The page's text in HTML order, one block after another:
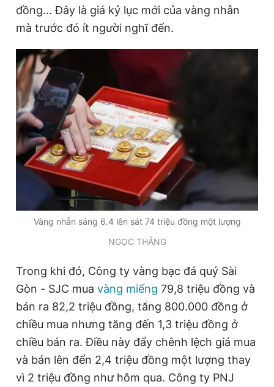
Theo dõi báo trên
0906 645 777 0908 780 404
Đặt báo Quảng cáo RSS
Tổng biên tập: Nguyễn Ngọc Toàn
Phó tổng biên tập thường trực: Hải Thành
Phó tổng biên tập: Lâm Hiếu Dũng
Phó tổng biên tập: Trần Việt Hưng
Tổng thư ký tòa soạn: Đức Trung
Giấy phép xuất bản số 110/GP - BTTTT cấp ngày 24.3.2020
© 2003-2026 Bản quyền thuộc về Báo Thanh Niên. Cấm sao
chép dưới mọi hình thức nếu không có sự chấp thuận bằng văn
bản. Phát triển bởi ePi Technologies, JSC.
đồng... Đây là giá kỷ lục mới của vàng nhẫn
mà trước đó ít người nghĩ đến.
Vàng nhẫn sáng 6.4 lên sát 74 triệu đồng một lượng
NGỌC THẮNG
Trong khi đó, Công ty vàng bạc đá quý Sài
Gòn - SJC mua vàng miếng 79,8 triệu đồng và
bán ra 82,2 triệu đồng, tăng 800.000 đồng ở
chiều mua nhưng tăng đến 1,3 triệu đồng ở
chiều bán ra. Điều này đẩy chênh lệch giá mua
và bán lên đến 2,4 triệu đồng một lượng thay
vì 2 triệu đồng như hôm qua. Công ty PNJ